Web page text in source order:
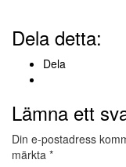
Dela detta:
Dela
Lämna ett
Din e-postadress
märkta *